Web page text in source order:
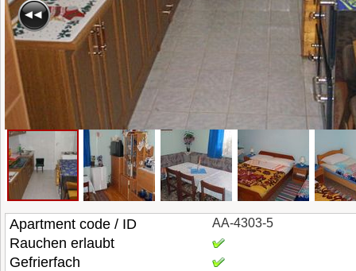
Apartment code / ID AA-4303-5
Rauchen erlaubt
Gefrierfach